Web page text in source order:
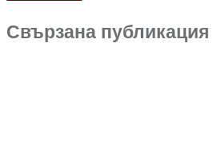
Свързана публикация